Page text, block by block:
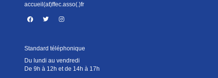
accueil(at)ffec.asso(.)fr
Standard téléphonique
Du lundi au vendredi
De 9h à 12h et de 14h à 17h